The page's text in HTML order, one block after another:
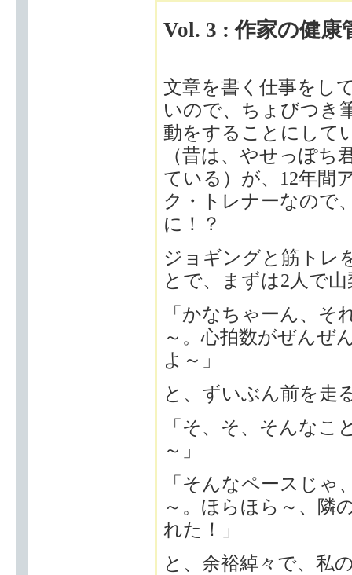
Vol. 3 : 作家の健康
文章を書く仕事をし
いので、ちょびつき
動をすることにして
（昔は、やせっぽ
ている）が、12年間
ク・トレナーなので
に！？
ジョギングと筋トレ
とで、まずは2人で
「かなちゃーん、
～。心拍数がぜんぜ
よ～」
と、ずいぶん前を走
「そ、そ、そんなこ
～」
「そんなペースじ
～。ほらほら～、隣
れた！」
と、余裕綽々で、私